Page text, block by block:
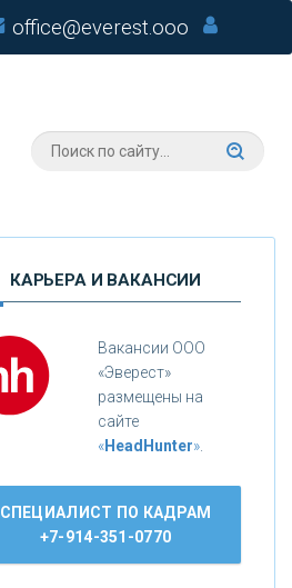
office@everest.ooo
КАРЬЕРА И ВАКАНСИИ
Вакансии ООО
«Эверест»
размещены на
сайте
«HeadHunter»
СПЕЦИАЛИСТ ПО КАДРАМ
+7-914-351-0770